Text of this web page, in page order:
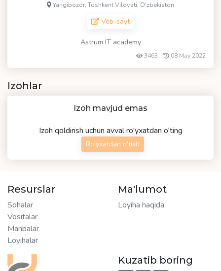
Yangibozor, Toshkent Viloyati, O'zbekiston
Veb-sayt
Astrum IT academy
3463 08 May 2022
Izohlar
Izoh mavjud emas
Izoh qoldirish uchun avval ro'yxatdan o'ting
Ro'yxatdan o'tish
Resurslar
Sohalar
Vositalar
Manbalar
Loyihalar
Ma'lumot
Loyiha haqida
Kuzatib boring